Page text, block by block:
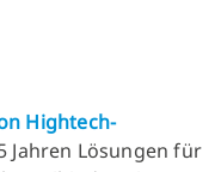
Hightech-
Lösungen für